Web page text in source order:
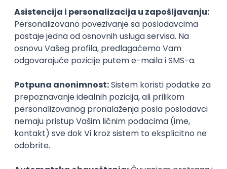
Middle Back-End Engineer (Node.js)
Miratech
Remote
22.08.2026.
Node.js AWS PostgreSQL REST SIP
VOIP
Senior Back-End Engineer (Node.js)
Miratech
Remote
18.08.2026.
Cloud Microservices